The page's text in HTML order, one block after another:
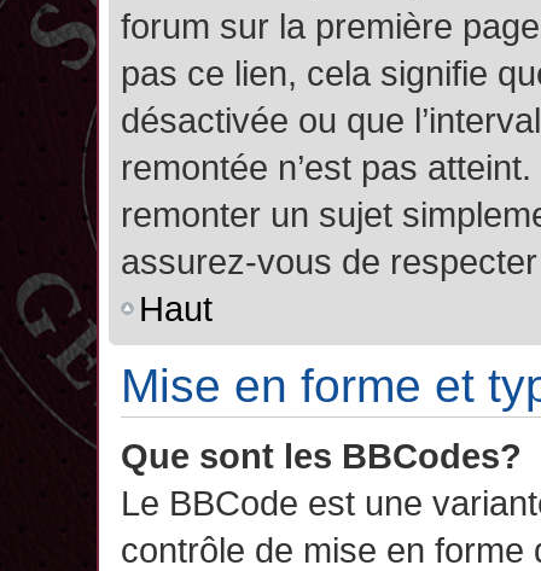
forum sur la première
pas ce lien, cela signifie
désactivée ou que
remontée n’est pas
remonter un sujet
assurez-vous de
Haut
Mise en forme et
Que sont les BBCodes?
Le BBCode est une
contrôle de mise en forme